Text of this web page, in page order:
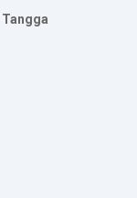
Tangga